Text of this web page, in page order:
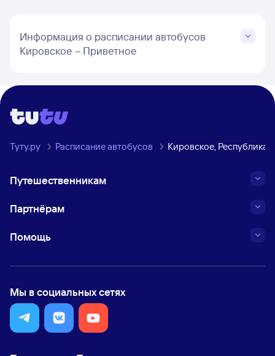
Информация о расписании автобусов
Кировское – Приветное
Туту.ру Расписание автобусов Кировское,
Путешественникам
Партнёрам
Помощь
Мы в социальных сетях